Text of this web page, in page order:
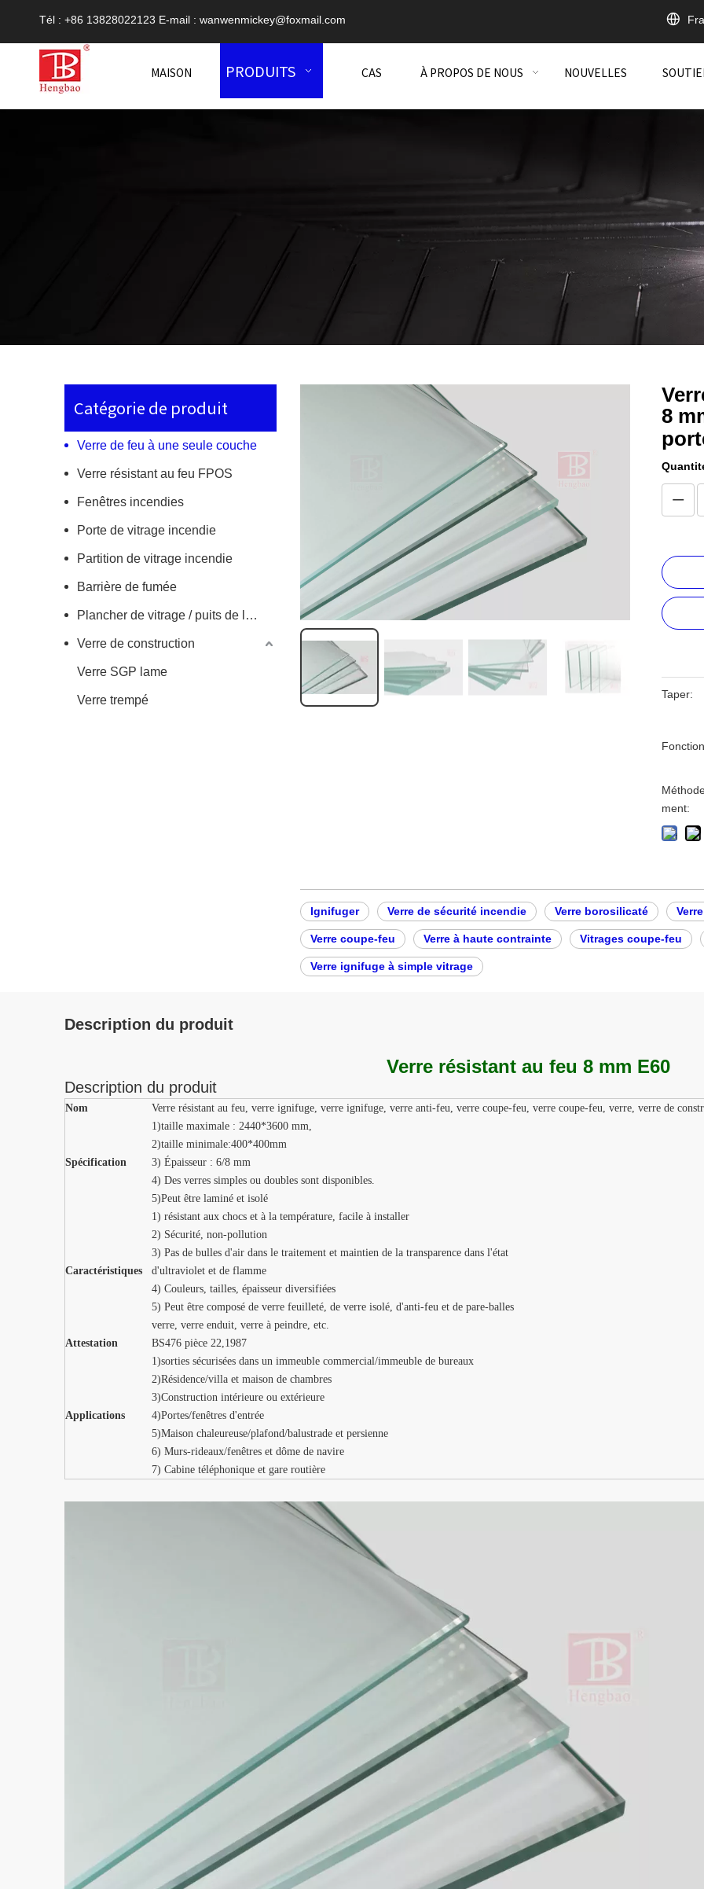
Tél : +86 13828022123 E-mail : wanwenmickey@foxmail.com
MAISON PRODUITS CAS À PROPOS DE NOUS NOUVELLES
Catégorie de produit
Verre de feu à une seule couche
Verre résistant au feu FPOS
Fenêtres incendies
Porte de vitrage incendie
Partition de vitrage incendie
Barrière de fumée
Plancher de vitrage / puits de lumière en incendie
Verre de construction
Verre SGP lame
Verre trempé
8
Taper:
ment:
Ignifuger Verre de sécurité incendie Verre borosilicaté Verre
Verre coupe-feu Verre à haute contrainte Vitrages coupe-feu
Verre ignifuge à simple vitrage
Description du produit
Verre résistant au feu 8 mm E60
Description du produit
Nom Verre résistant au feu, verre ignifuge, verre ignifuge, verre anti-feu, verre coupe-feu, verre coupe-feu, verre, verre de
Spécification
1)taille maximale : 2440*3600 mm,
2)taille minimale:400*400mm
3) Épaisseur : 6/8 mm
4) Des verres simples ou doubles sont disponibles.
5)Peut être laminé et isolé
Caractéristiques
1) résistant aux chocs et à la température, facile à installer
2) Sécurité, non-pollution
3) Pas de bulles d'air dans le traitement et maintien de la transparence dans l'état
d'ultraviolet et de flamme
4) Couleurs, tailles, épaisseur diversifiées
5) Peut être composé de verre feuilleté, de verre isolé, d'anti-feu et de pare-balles
verre, verre enduit, verre à peindre, etc.
Attestation
BS476 pièce 22,1987
Applications
1)sorties sécurisées dans un immeuble commercial/immeuble de bureaux
2)Résidence/villa et maison de chambres
3)Construction intérieure ou extérieure
4)Portes/fenêtres d'entrée
5)Maison chaleureuse/plafond/balustrade et persienne
6) Murs-rideaux/fenêtres et dôme de navire
7) Cabine téléphonique et gare routière